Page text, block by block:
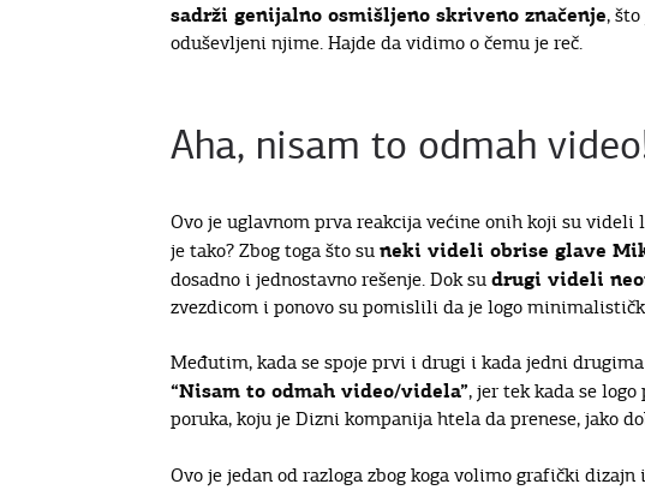
sadrži genijalno osmišljeno skriveno značenje,
oduševljeni njime. Hajde da vidimo o čemu je reč.
Aha, nisam to odmah
Ovo je uglavnom prva reakcija većine onih koji su
je tako? Zbog toga što su neki videli obrise glave
dosadno i jednostavno rešenje. Dok su drugi videli
zvezdicom i ponovo su pomislili da je logo
Međutim, kada se spoje prvi i drugi i kada jedni
“Nisam to odmah video/videla”, jer tek kada se
poruka, koju je Dizni kompanija htela da prenese, jako
Ovo je jedan od razloga zbog koga volimo grafički